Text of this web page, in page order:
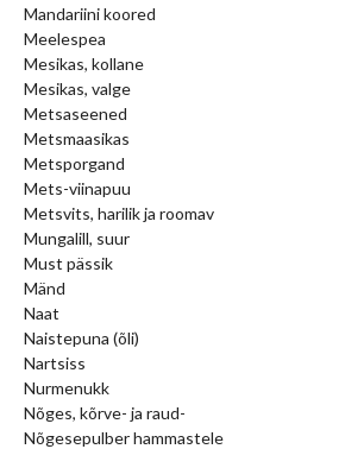
Mandariini koored
Meelespea
Mesikas, kollane
Mesikas, valge
Metsaseened
Metsmaasikas
Metsporgand
Mets-viinapuu
Metsvits, harilik ja roomav
Mungalill, suur
Must pässik
Mänd
Naat
Naistepuna (õli)
Nartsiss
Nurmenukk
Nõges, kõrve- ja raud-
Nõgesepulber hammastele